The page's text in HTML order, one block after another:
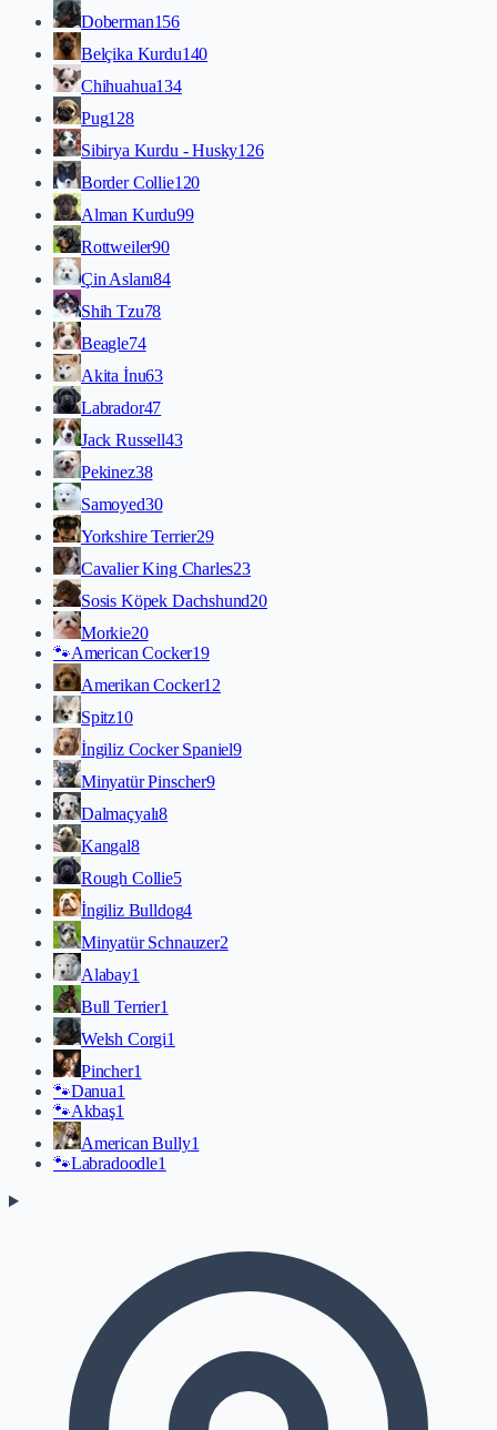
Doberman156
Belçika Kurdu140
Chihuahua134
Pug128
Sibirya Kurdu - Husky126
Border Collie120
Alman Kurdu99
Rottweiler90
Çin Aslanı84
Shih Tzu78
Beagle74
Akita İnu63
Labrador47
Jack Russell43
Pekinez38
Samoyed30
Yorkshire Terrier29
Cavalier King Charles23
Sosis Köpek Dachshund20
Morkie20
🐾American Cocker19
Amerikan Cocker12
Spitz10
İngiliz Cocker Spaniel9
Minyatür Pinscher9
Dalmaçyalı8
Kangal8
Rough Collie5
İngiliz Bulldog4
Minyatür Schnauzer2
Alabay1
Bull Terrier1
Welsh Corgi1
Pincher1
🐾Danua1
🐾Akbaş1
American Bully1
🐾Labradoodle1